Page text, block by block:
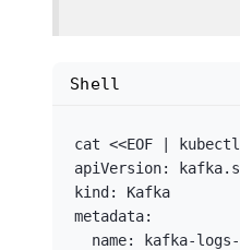
cat <<EOF |
apiVersion:
kind: Kafka
metadata:
Shell